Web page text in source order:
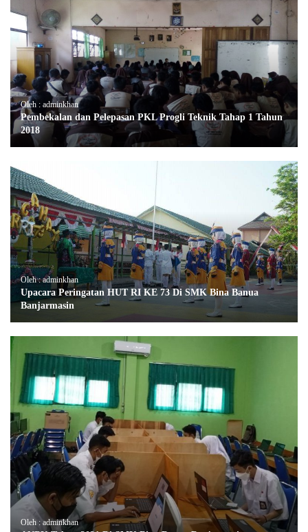
Oleh : adminkhan
Pembekalan dan Pelepasan PKL Progli Teknik Tahap 1 Tahun
2018
Oleh : adminkhan
Upacara Peringatan HUT RI KE 73 Di SMK Bina Banua
Banjarmasin
Oleh : adminkhan